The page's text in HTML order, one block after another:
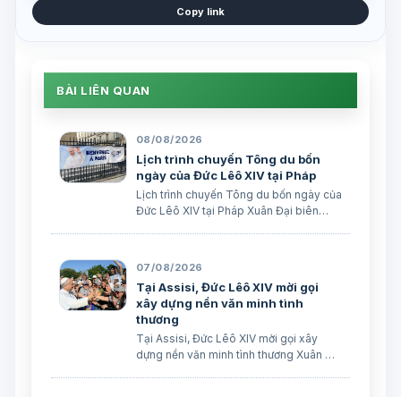
Copy link
BÀI LIÊN QUAN
08/08/2026
Lịch trình chuyến Tông du bốn
ngày của Đức Lêô XIV tại Pháp
Lịch trình chuyến Tông du bốn ngày của
Đức Lêô XIV tại Pháp Xuân Đại biên
07/08/2026
Tại Assisi, Đức Lêô XIV mời gọi
xây dựng nền văn minh tình
thương
Tại Assisi, Đức Lêô XIV mời gọi xây
dựng nền văn minh tình thương Xuân Đại